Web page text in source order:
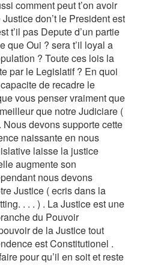
comment peut t’on avoir
don’t le President est
t’il pas Depute d’un partie
que Oui ? sera t’il loyal a
? Toute ces lois la
par le Legislatif ? En quoi
de recadre le
vous penser vraiment que
que notre Judiciare (
devons supporte cette
naissante en nous
laisse la justice
augmente son
nous devons
Justice ( ecris dans la
. . . ) . La Justice est une
du Pouvoir
de la Justice tout
est Constitutionel .
pour qu’il en soit et reste